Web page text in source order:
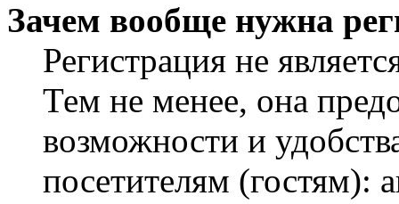
Зачем вообще нужна
Регистрация не
Тем не менее, она
возможности и
посетителям (гостям):